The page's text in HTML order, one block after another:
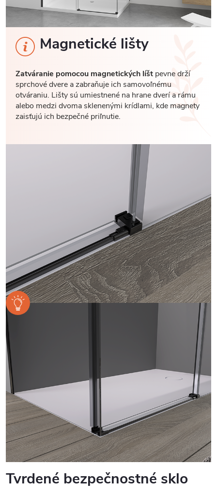
Magnetické lišty
Zatváranie pomocou magnetických líšt pevne drží
sprchové dvere a zabraňuje ich samovoľnému
otváraniu. Lišty sú umiestnené na hrane dverí a rámu
alebo medzi dvoma sklenenými krídlami, kde magnety
zaisťujú ich bezpečné priľnutie.
Tvrdené bezpečnostné sklo